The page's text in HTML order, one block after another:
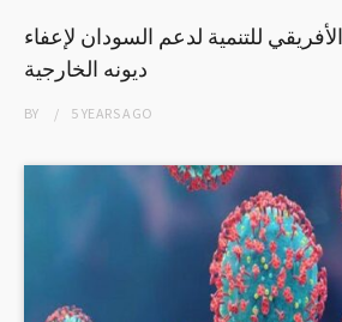
للتنمية لدعم السودان لإعفاء
ديونه الخارجية
BY 5 YEARSAGO